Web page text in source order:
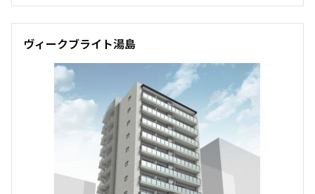
ペット可・相談
楽器可・相談
入居可能日
より詳細な絞り込み
ヴィークブライト湯島